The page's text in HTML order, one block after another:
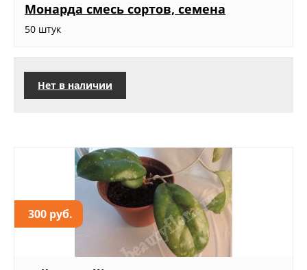
Монарда смесь сортов, семена
50 штук
Нет в наличии
300 руб.